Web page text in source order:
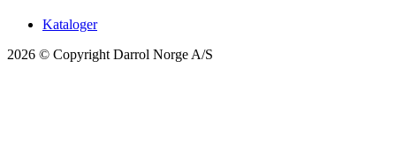
Kataloger
2026 © Copyright Darrol Norge A/S